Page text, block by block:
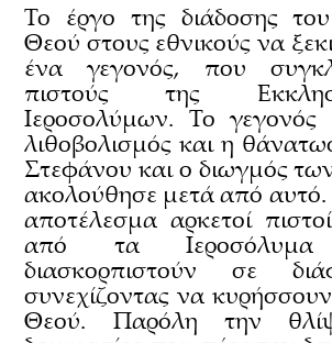
Το έργο της διάδοσης
Θεού στους εθνικούς να
ένα γεγονός, που
πιστούς της
Ιεροσολύμων. Το γεγονός
λιθοβολισμός και η
Στεφάνου και ο διωγμός
ακολούθησε μετά από αυτό.
αποτέλεσμα αρκετοί
από τα
διασκορπιστούν σε
συνεχίζοντας να
Θεού. Παρόλη την